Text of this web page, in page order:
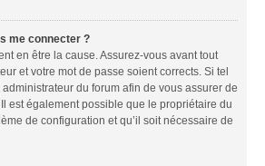
me connecter ?
en être la cause. Assurez-vous avant tout
et votre mot de passe soient corrects. Si tel
du forum afin de vous assurer de
est également possible que le propriétaire du
de configuration et qu’il soit nécessaire de